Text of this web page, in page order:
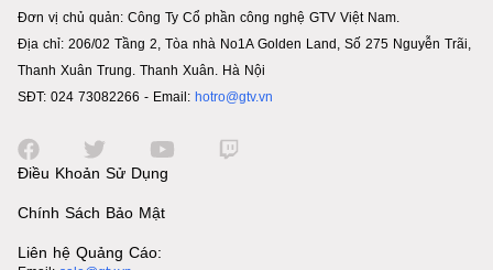
Đơn vị chủ quản: Công Ty Cổ phần công nghệ GTV Việt Nam.
Địa chỉ: 206/02 Tầng 2, Tòa nhà No1A Golden Land, Số 275 Nguyễn Trãi,
Thanh Xuân Trung. Thanh Xuân. Hà Nội
SĐT: 024 73082266 - Email: hotro@gtv.vn
Điều Khoản Sử Dụng
Chính Sách Bảo Mật
Liên hệ Quảng Cáo: